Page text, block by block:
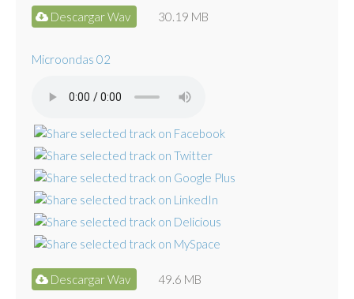
Descargar Wav 30.19 MB
Microondas 02
Descargar Wav 49.6 MB